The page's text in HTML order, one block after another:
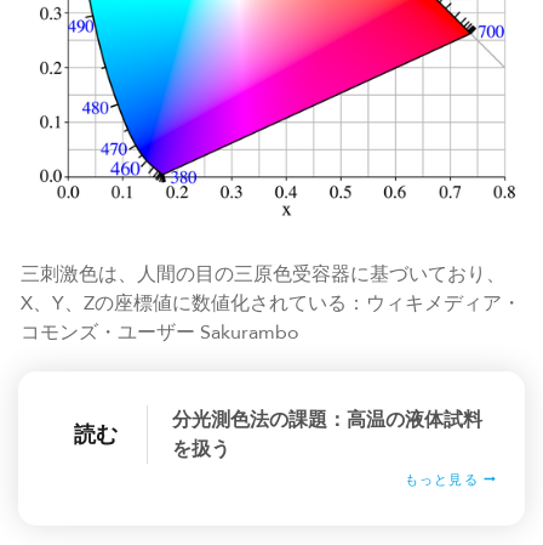
三刺激色は、人間の目の三原色受容器に基づいており、
X、Y、Zの座標値に数値化されている：ウィキメディア・
コモンズ・ユーザー Sakurambo
読む
分光測色法の課題：高温の液体試料
を扱う
もっと見る